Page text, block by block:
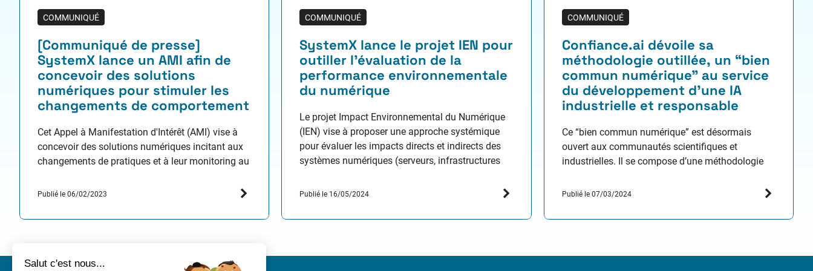
COMMUNIQUÉ
[Communiqué de presse]
SystemX lance un AMI afin de
concevoir des solutions
numériques pour stimuler les
changements de comportement
Cet Appel à Manifestation d'Intérêt (AMI) vise à
concevoir des solutions numériques incitant aux
changements de pratiques et à leur monitoring au
ses fournisseurs ou dans une approche mass-
SystemX dédié à l’ingénierie numérique des
Publié le 06/02/2023
COMMUNIQUÉ
SystemX lance le projet IEN pour
outiller l’évaluation de la
performance environnementale
du numérique
Le projet Impact Environnemental du Numérique
(IEN) vise à proposer une approche systémique
pour évaluer les impacts directs et indirects des
systèmes numériques (serveurs, infrastructures
etc.) sur l’environnement. Cette évaluation
d’orienter les décisions d’investissement ou de
Publié le 16/05/2024
COMMUNIQUÉ
Confiance.ai dévoile sa
méthodologie outillée, un “bien
commun numérique” au service
du développement d’une IA
industrielle et responsable
Ce “bien commun numérique” est désormais
ouvert aux communautés scientifiques et
industrielles. Il se compose d’une méthodologie
composants technologiques open source. Il vise à
entreprises françaises en favorisant la conception
Publié le 07/03/2024